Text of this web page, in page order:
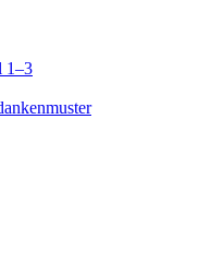
1–3